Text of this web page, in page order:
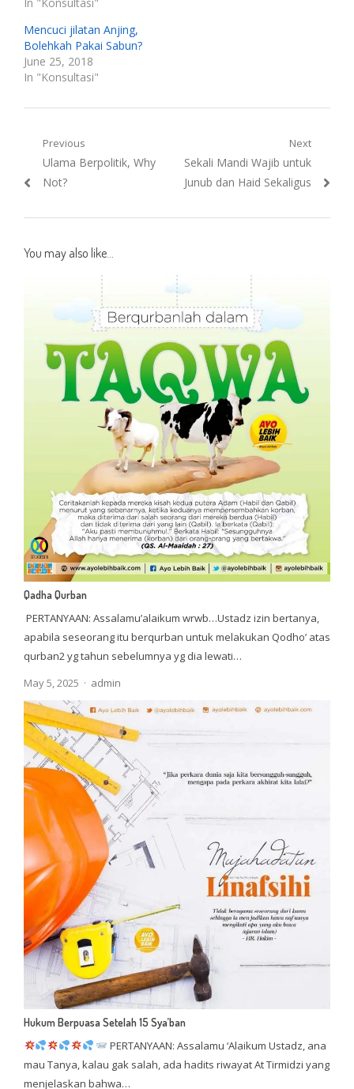
Mencuci jilatan Anjing,
Bolehkah Pakai Sabun?
June 25, 2018
In "Konsultasi"
Post
navigation
Previous
Previous
post:
Ulama Berpolitik, Why
Not?
Next
Next
post:
Sekali Mandi Wajib untuk
Junub dan Haid Sekaligus
You may also like...
Qadha Qurban
PERTANYAAN: Assalamu’alaikum wrwb…Ustadz izin bertanya,
apabila seseorang itu berqurban untuk melakukan Qodho’ atas
qurban2 yg tahun sebelumnya yg dia lewati…
May 5, 2025
Author
admin
Hukum Berpuasa Setelah 15 Sya’ban
PERTANYAAN: Assalamu ‘Alaikum Ustadz, ana
mau Tanya, kalau gak salah, ada hadits riwayat At Tirmidzi yang
menjelaskan bahwa…